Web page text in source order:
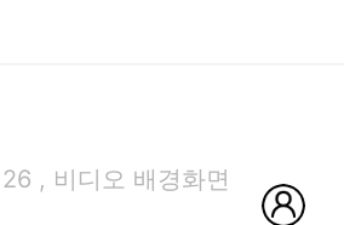
, 비디오 배경화면